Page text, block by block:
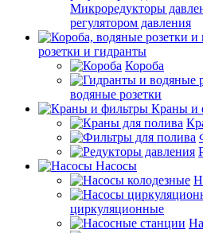
Микроредукторы
регулятором давления
розетки и гидранты
Короба
водяные розетки
Краны и
Насосы
циркуляционные